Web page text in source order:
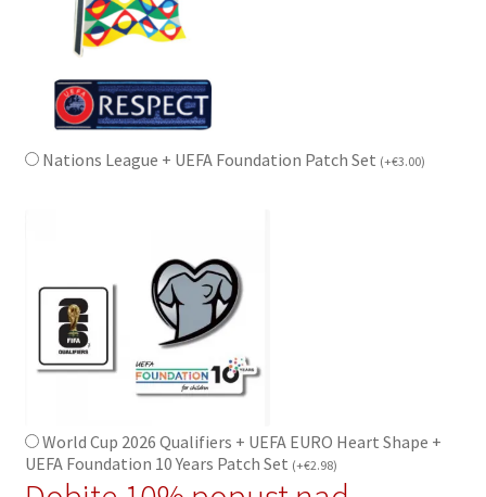
Nations League + UEFA Foundation Patch Set (+€3.00)
World Cup 2026 Qualifiers + UEFA EURO Heart Shape +
UEFA Foundation 10 Years Patch Set (+€2.98)